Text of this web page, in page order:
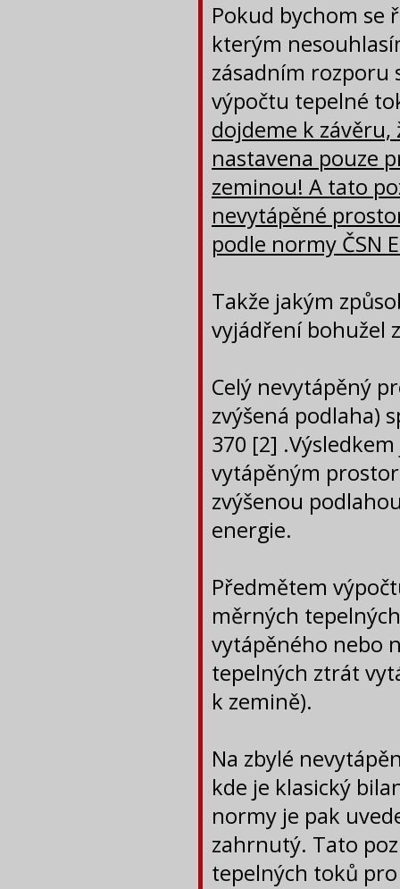
Pokud bychom se
kterým
zásadním rozporu
výpočtu tepelné
dojdeme k
nastavena pouze
zeminou! A tato
nevytápěné
podle normy ČSN
Takže jakým
vyjádření bohužel
Celý nevytápěný
zvýšená podlaha)
370 [2]
vytápěným
zvýšenou
energie.
Předmětem
měrných
vytápěného nebo
tepelných ztrát
k zemině).
Na zbylé
kde je klasický
normy je pak
zahrnutý. Tato
tepelných toků